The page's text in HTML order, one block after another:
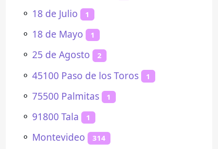
⚬ 18 de Julio 1
⚬ 18 de Mayo 1
⚬ 25 de Agosto 2
⚬ 45100 Paso de los Toros 1
⚬ 75500 Palmitas 1
⚬ 91800 Tala 1
⚬ Montevideo 314